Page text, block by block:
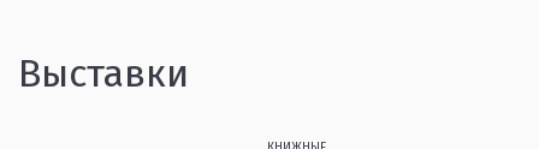
Выставки